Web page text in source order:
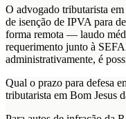
O advogado tributarista
de isenção de IPVA para
forma remota — laudo
requerimento junto à
administrativamente, é
Qual o prazo para defesa
tributarista em Bom Jesus